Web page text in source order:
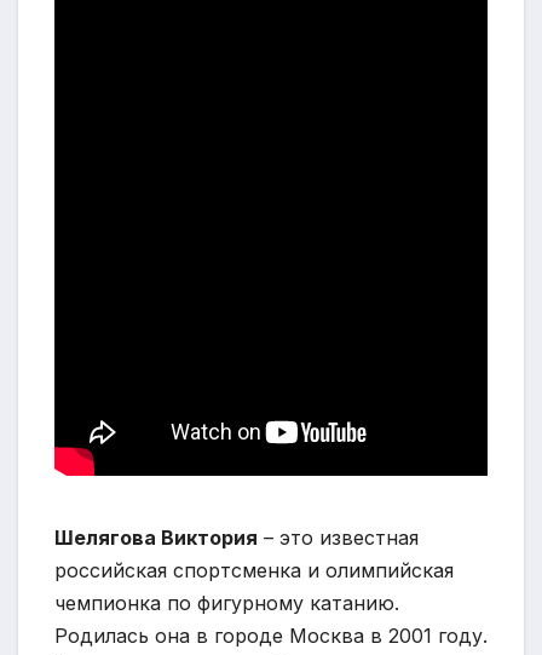
Шелягова Виктория – это известная
российская спортсменка и олимпийская
чемпионка по фигурному катанию.
Родилась она в городе Москва в 2001 году.